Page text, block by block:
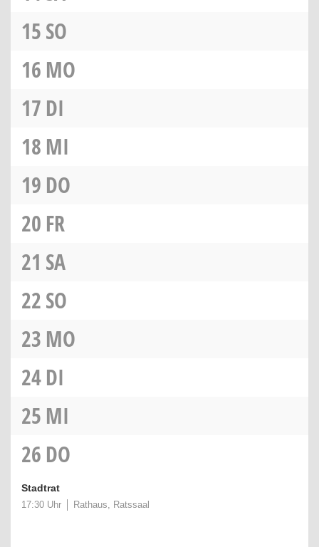
15SO
16 MO
17 DI
18 MI
19 DO
20 FR
21 SA
22SO
23 MO
24DI
25 MI
26 DO
Stadtrat
17:30 Uhr Rathaus, Ratssaal